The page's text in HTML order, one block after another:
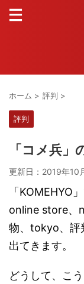
ホーム > 評判 >
評判
「コメ兵
更新日： 2019年10
「KOMEHYO
online store、
物、tokyo、評
出てきます。
どうして、こ